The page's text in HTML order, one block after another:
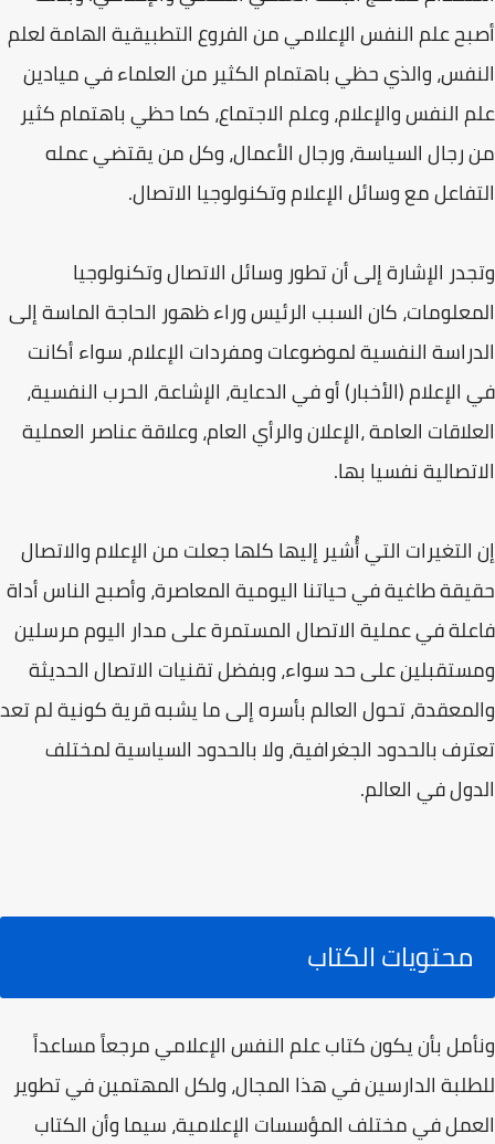
أصبح علم النفس الإعلامي من الفروع التطبيقية الهامة لعلم
النفس، والذي حظي باهتمام الكثير من العلماء في ميادين
علم النفس والإعلام، وعلم الاجتماع، كما حظي باهتمام كثير
من رجال السياسة، ورجال الأعمال، وكل من يقتضي عمله
التفاعل مع وسائل الإعلام وتكنولوجيا الاتصال.
وتجدر الإشارة إلى أن تطور وسائل الاتصال وتكنولوجيا
المعلومات، كان السبب الرئيس وراء ظهور الحاجة الماسة إلى
الدراسة النفسية لموضوعات ومفردات الإعلام، سواء أكانت
في الإعلام (الأخبار) أو في الدعاية، الإشاعة، الحرب النفسية،
العلاقات العامة ،الإعلان والرأي العام، وعلاقة عناصر العملية
الاتصالية نفسيا بها.
إن التغيرات التي أُشير إليها كلها جعلت من الإعلام والاتصال
حقيقة طاغية في حياتنا اليومية المعاصرة، وأصبح الناس أداة
فاعلة في عملية الاتصال المستمرة على مدار اليوم مرسلين
ومستقبلين على حد سواء، وبفضل تقنيات الاتصال الحديثة
والمعقدة، تحول العالم بأسره إلى ما يشبه قرية كونية لم تعد
تعترف بالحدود الجغرافية، ولا بالحدود السياسية لمختلف
الدول في العالم.
محتويات الكتاب
ونأمل بأن يكون كتاب علم النفس الإعلامي مرجعاً مساعداً
للطلبة الدارسين في هذا المجال، ولكل المهتمين في تطوير
العمل في مختلف المؤسسات الإعلامية، سيما وأن الكتاب